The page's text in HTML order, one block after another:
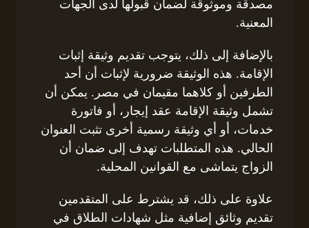
مصدقة وموثوقة لضمان قبولها لدى الجهات
المعنية.
بالإضافة إلى ذلك، يتوجب تقديم وثيقة إثبات
الإقامة. هذه الوثيقة ضرورية لإثبات أن أحد
الطرفين أو كلاهما مقيمان في مصر. يمكن أن
تشمل وثيقة الإقامة عقد إيجار، أو فاتورة
خدمات، أو أي وثيقة رسمية أخرى تثبت العنوان
الحالي. هذه المتطلبات تهدف إلى ضمان أن
الزواج يتماشى مع القوانين المحلية.
علاوة على ذلك، قد يشترط على المتقدمين
تقديم وثائق إضافية مثل شهادات الطلاق في